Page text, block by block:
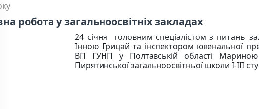
робота у загальноосвітніх закладах
24 січня головним спеціалістом з питань
Інною Грицай та інспектором ювенальної
ВП ГУНП у Полтавській області
Пирятинської загальноосвітньої школи І-ІІІ